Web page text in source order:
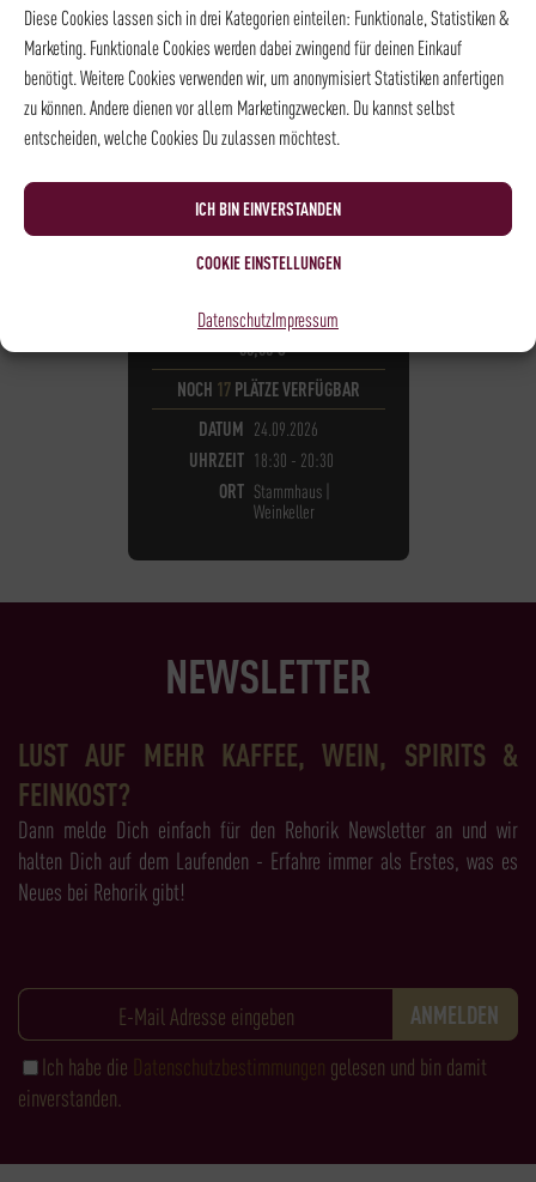
Diese Cookies lassen sich in drei Kategorien einteilen: Funktionale, Statistiken &
Marketing. Funktionale Cookies werden dabei zwingend für deinen Einkauf
benötigt. Weitere Cookies verwenden wir, um anonymisiert Statistiken anfertigen
zu können. Andere dienen vor allem Marketingzwecken. Du kannst selbst
entscheiden, welche Cookies Du zulassen möchtest.
ICH BIN EINVERSTANDEN
COOKIE EINSTELLUNGEN
DatenschutzImpressum
SPIRITS - DRINK LAB
WACHOLDER &
FRIENDS
55,00€*
NOCH 17PLÄTZE VERFÜGBAR
DATUM 24.09.2026
UHRZEIT 18:30 - 20:30
ORT Stammhaus |
Weinkeller
NEWSLETTER
LUST AUF MEHR KAFFEE, WEIN, SPIRITS &
FEINKOST?
Dann melde Dich einfach für den Rehorik Newsletter an und wir
halten Dich auf dem Laufenden - Erfahre immer als Erstes, was es
Neues bei Rehorik gibt!
Ich habe die Datenschutzbestimmungen gelesen und bin damit
einverstanden.